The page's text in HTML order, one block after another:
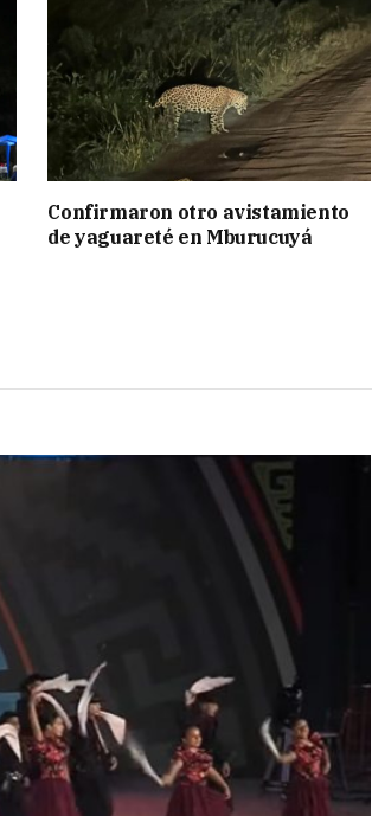
Confirmaron otro avistamiento
de yaguareté en Mburucuyá